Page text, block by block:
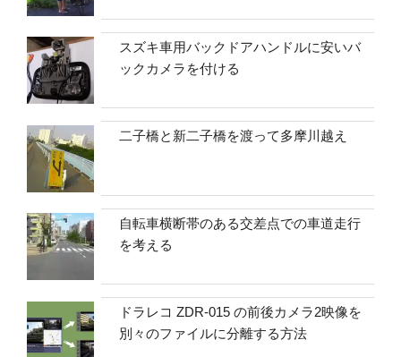
スズキ車用バックドアハンドルに安いバ
ックカメラを付ける
二子橋と新二子橋を渡って多摩川越え
自転車横断帯のある交差点での車道走行
を考える
ドラレコ ZDR-015 の前後カメラ2映像を
別々のファイルに分離する方法